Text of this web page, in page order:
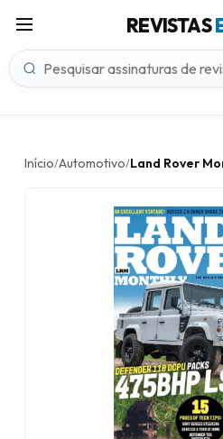
REVISTAS
Início/Automotivo/Land Rover